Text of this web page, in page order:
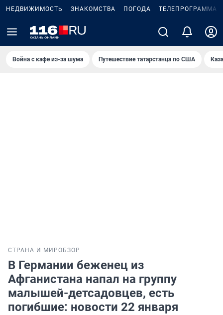
НЕДВИЖИМОСТЬ ЗНАКОМСТВА ПОГОДА ТЕЛЕПРОГРАММА
Война с кафе из-за шума Путешествие татарстанца по США
СТРАНА И МИРОБЗОР
В Германии беженец из
Афганистана напал на группу
малышей-детсадовцев, есть
погибшие: новости 22 января